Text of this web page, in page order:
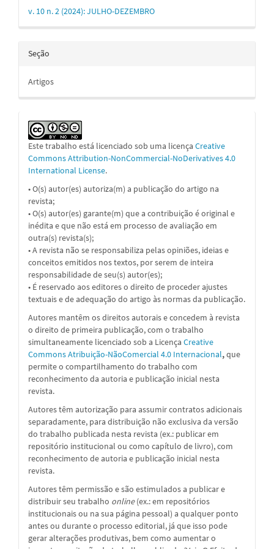
v. 10 n. 2 (2024): JULHO-DEZEMBRO
Seção
Artigos
Este trabalho está licenciado sob uma licença Creative
Commons Attribution-NonCommercial-NoDerivatives 4.0
International License.
• O(s) autor(es) autoriza(m) a publicação do artigo na
revista;
• O(s) autor(es) garante(m) que a contribuição é original e
inédita e que não está em processo de avaliação em
outra(s) revista(s);
• A revista não se responsabiliza pelas opiniões, ideias e
conceitos emitidos nos textos, por serem de inteira
responsabilidade de seu(s) autor(es);
• É reservado aos editores o direito de proceder ajustes
textuais e de adequação do artigo às normas da publicação.
Autores mantêm os direitos autorais e concedem à revista
o direito de primeira publicação, com o trabalho
simultaneamente licenciado sob a Licença Creative
Commons Atribuição-NãoComercial 4.0 Internacional,que
permite o compartilhamento do trabalho com
reconhecimento da autoria e publicação inicial nesta
revista.
Autores têm autorização para assumir contratos adicionais
separadamente, para distribuição não exclusiva da versão
do trabalho publicada nesta revista (ex.: publicar em
repositório institucional ou como capítulo de livro), com
reconhecimento de autoria e publicação inicial nesta
revista.
Autores têm permissão e são estimulados a publicar e
distribuir seu trabalho online(ex.: em repositórios
institucionais ou na sua página pessoal) a qualquer ponto
antes ou durante o processo editorial, já que isso pode
gerar alterações produtivas, bem como aumentar o